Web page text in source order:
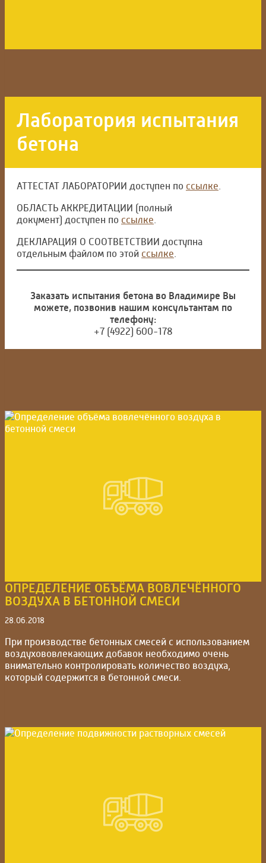
Лаборатория испытания
бетона
АТТЕСТАТ ЛАБОРАТОРИИ доступен по ссылке
ОБЛАСТЬ АККРЕДИТАЦИИ (полный
документ) доступен по ссылке
ДЕКЛАРАЦИЯ О СООТВЕТСТВИИ доступна
отдельным файлом по этой ссылке
Заказать испытания бетона во Владимире Вы
можете, позвонив нашим консультантам по
телефону:
+7 (4922) 600-178
ОПРЕДЕЛЕНИЕ ОБЪЁМА ВОВЛЕЧЁННОГО
ВОЗДУХА В БЕТОННОЙ СМЕСИ
28.06.2018
При производстве бетонных смесей с использованием
воздухововлекающих добавок необходимо очень
внимательно контролировать количество воздуха,
который содержится в бетонной смеси.